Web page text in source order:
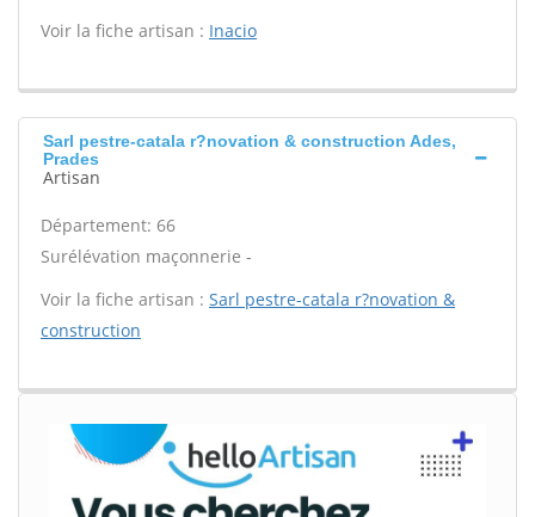
Voir la fiche artisan : Inacio
Sarl pestre-catala r?novation & construction Ades,
Prades
Artisan
Département: 66
Surélévation maçonnerie -
Voir la fiche artisan : Sarl pestre-catala r?novation &
construction